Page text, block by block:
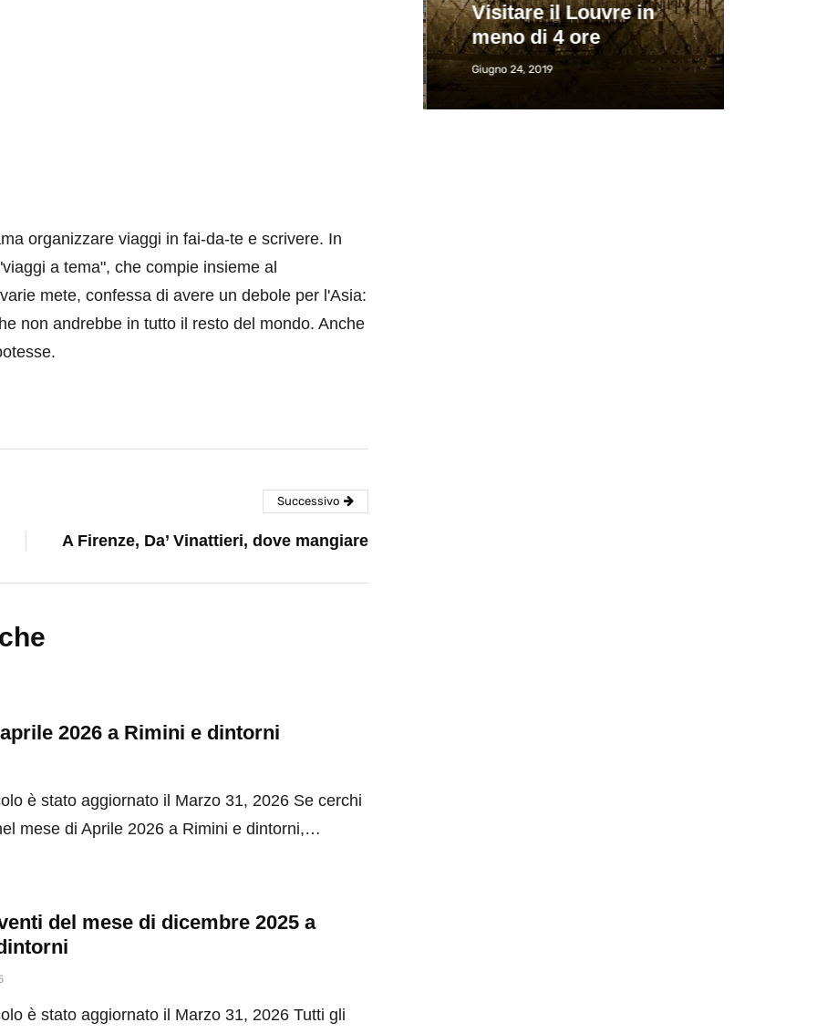
Visitare il Louvre in
meno di 4 ore
Giugno 24, 2019
organizzare viaggi in fai-da-te e scrivere. In
a tema", che compie insieme al
mete, confessa di avere un debole per l'Asia:
non andrebbe in tutto il resto del mondo. Anche
Successivo
A Firenze, Da’ Vinattieri, dove mangiare
2026 a Rimini e dintorni
è stato aggiornato il Marzo 31, 2026 Se cerchi
mese di Aprile 2026 a Rimini e dintorni,…
del mese di dicembre 2025 a
è stato aggiornato il Marzo 31, 2026 Tutti gli